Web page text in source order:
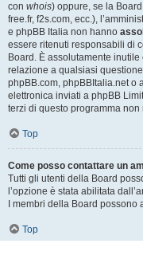
con whois) oppure, se la
free.fr, f2s.com, ecc.),
e phpBB Italia non hanno
essere ritenuti responsabili di
Board. È assolutamente
relazione a qualsiasi
phpBB.com, phpBBItalia.net o
elettronica inviati a phpBB
terzi di questo programma
Top
Come posso contattare un
Tutti gli utenti della Board
l’opzione è stata abilitata
I membri della Board
Top